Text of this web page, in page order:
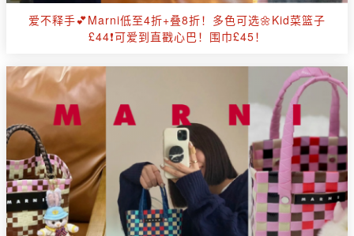
爱不释手💕Marni低至4折+叠8折！多色可选🌼Kid菜篮子
£44❗可爱到直戳心巴！围巾£45！